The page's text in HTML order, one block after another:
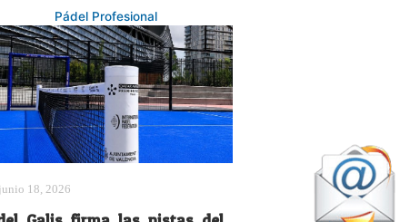
Pádel Profesional
junio 18, 2026